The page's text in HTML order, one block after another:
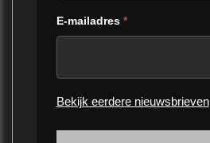
E-mailadres *
Bekijk eerdere nieuwsbrieven